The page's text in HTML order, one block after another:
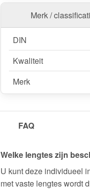
Merk /
DIN
Kwaliteit
Merk
FAQ
Welke lengtes zijn
U kunt deze individueel
met vaste lengtes wordt